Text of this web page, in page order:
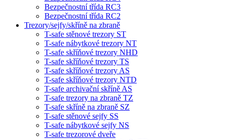
Bezpečnostní třída RC3
Bezpečnostní třída RC2
Trezory/sejfy/skříně na zbraně
T-safe stěnové trezory ST
T-safe nábytkové trezory NT
T-safe skříňové trezory NHD
T-safe skříňové trezory TS
T-safe skříňové trezory AS
T-safe skříňové trezory NTD
T-safe archivační skříně AS
T-safe trezory na zbraně TZ
T-safe skříně na zbraně SZ
T-safe stěnové sejfy SS
T-safe nábytkové sejfy NS
T-safe trezorové dveře